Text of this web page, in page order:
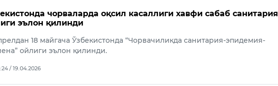
чорваларда оқсил касаллиги хавфи сабаб санитария
эълон қилинди
18 майгача Ўзбекистонда “Чорвачиликда санитария-эпидемия-
ойлиги эълон қилинди.
/ 19.04.2026